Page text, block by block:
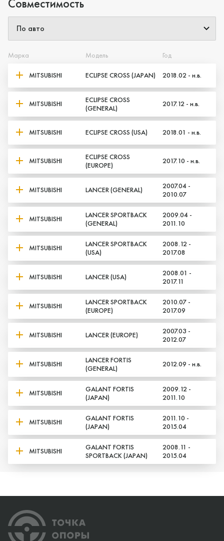
Да, верно Нет, выбрать другой
Совместимость
Марка Модель Год
MITSUBISHI ECLIPSE CROSS (JAPAN) 2018.02 - н.в.
MITSUBISHI
ECLIPSE CROSS
(GENERAL)
2017.12 - н.в.
MITSUBISHI ECLIPSE CROSS (USA) 2018.01 - н.в.
MITSUBISHI
ECLIPSE CROSS
(EUROPE)
2017.10 - н.в.
MITSUBISHI LANCER (GENERAL)
2007.04 -
2010.07
MITSUBISHI
LANCER SPORTBACK
(GENERAL)
2009.04 -
2011.10
MITSUBISHI
LANCER SPORTBACK
(USA)
2008.12 -
2017.08
MITSUBISHI LANCER (USA)
2008.01 -
2017.11
MITSUBISHI
LANCER SPORTBACK
(EUROPE)
2010.07 -
2017.09
MITSUBISHI LANCER (EUROPE)
2007.03 -
2012.07
MITSUBISHI
LANCER FORTIS
(GENERAL)
2012.09 - н.в.
MITSUBISHI
GALANT FORTIS
(JAPAN)
2009.12 -
2011.10
MITSUBISHI
GALANT FORTIS
(JAPAN)
2011.10 -
2015.04
MITSUBISHI
GALANT FORTIS
SPORTBACK (JAPAN)
2008.11 -
2015.04